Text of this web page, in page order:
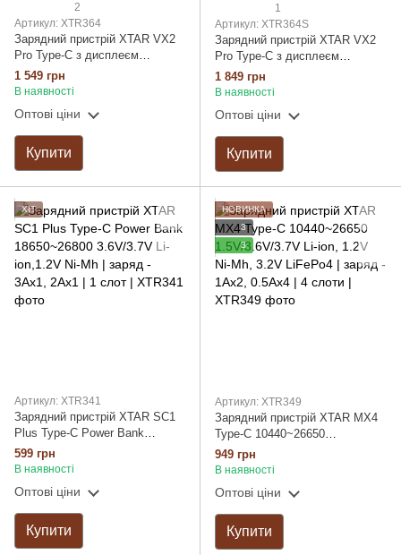
2
Артикул: XTR364
Зарядний пристрій XTAR VX2
Pro Type-C з дисплеєм
10440~32650 3.6V, 3.7V Li-ion,
3.2V LiFePo4, 1.2V Ni-Mh, 1.5V
1 549 грн
В наявності
Оптові ціни
Купити
1
Артикул: XTR364S
Зарядний пристрій XTAR VX2
Pro Type-C з дисплеєм
10440~32650 3.6V, 3.7V Li-ion,
3.2V LiFePo4, 1.2V Ni-Mh, 1.5V
PD20W
1 849 грн
В наявності
Оптові ціни
Купити
ХІТ
Артикул: XTR341
Зарядний пристрій XTAR SC1
Plus Type-C Power Bank
18650~26800 3.6V/3.7V Li-
ion,1.2V Ni-Mh | заряд - 3Ax1,
599 грн
В наявності
Оптові ціни
Купити
НОВИНКА
3
3
Артикул: XTR349
Зарядний пристрій XTAR MX4
Type-C 10440~26650
1.5V/3.6V/3.7V Li-ion, 1.2V Ni-
Mh, 3.2V LiFePo4 | заряд -
949 грн
В наявності
Оптові ціни
Купити